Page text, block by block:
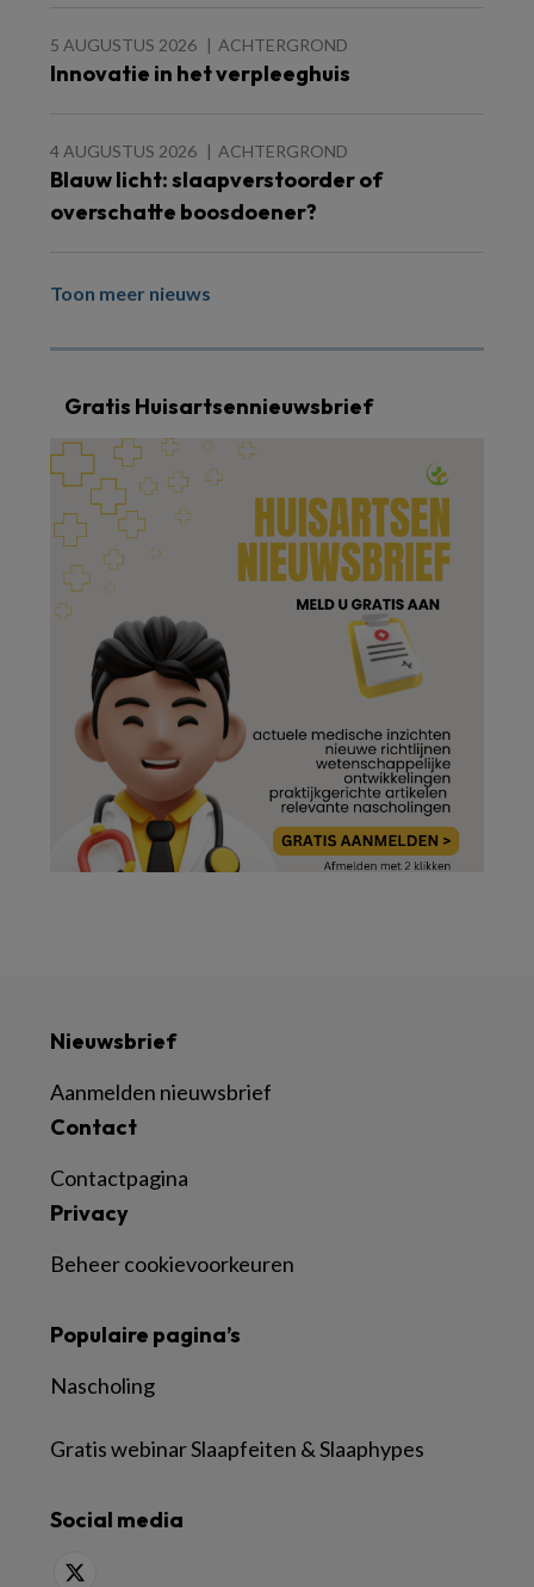
5 AUGUSTUS 2026 ACHTERGROND
Innovatie in het verpleeghuis
4 AUGUSTUS 2026 ACHTERGROND
Blauw licht: slaapverstoorder of
overschatte boosdoener?
Toon meer nieuws
Gratis Huisartsennieuwsbrief
Nieuwsbrief
Aanmelden nieuwsbrief
Contact
Contactpagina
Privacy
Beheer cookievoorkeuren
Populaire pagina’s
Nascholing
Gratis webinar Slaapfeiten & Slaaphypes
Social media